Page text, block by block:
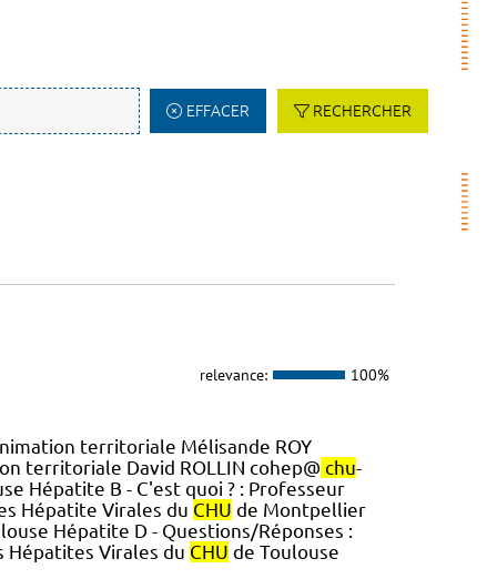
EFFACER RECHERCHER
relevance: 100%
territoriale Mélisande ROY
territoriale David ROLLIN cohep@ chu-
Hépatite B - C'est quoi ? : Professeur
Hépatite Virales du CHU de Montpellier
Hépatite D - Questions/Réponses :
Hépatites Virales du CHU de Toulouse